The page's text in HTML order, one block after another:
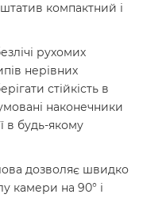
компактний і
рухомих
нерівних
стійкість в
наконечники
в будь-якому
дозволяє швидко
камери на 90° і